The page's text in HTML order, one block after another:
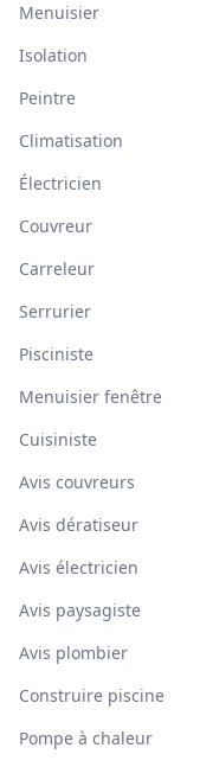
Menuisier
Isolation
Peintre
Climatisation
Électricien
Couvreur
Carreleur
Serrurier
Pisciniste
Menuisier fenêtre
Cuisiniste
Avis couvreurs
Avis dératiseur
Avis électricien
Avis paysagiste
Avis plombier
Construire piscine
Pompe à chaleur